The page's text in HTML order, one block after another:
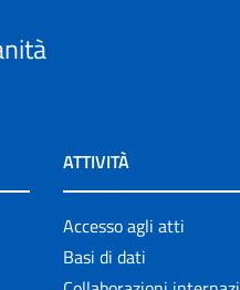
ATTIVITÀ
Accesso agli atti
Basi di dati